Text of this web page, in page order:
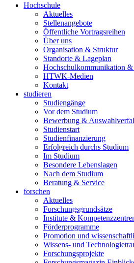
Hochschule
Aktuelles
Stellenangebote
Öffentliche Vortragsreihen
Über uns
Organisation & Struktur
Standorte & Lageplan
Hochschulkommunikation
HTWK-Medien
Kontakt
studieren
Studiengänge
Vor dem Studium
Bewerbung &
Studienstart
Studienfinanzierung
Erfolgreich durchs Studium
Im Studium
Besondere Lebenslagen
Nach dem Studium
Beratung & Service
forschen
Aktuelles
Forschungsgrundsätze
Institute &
Förderprogramme
Promotion und
Wissens- und
Forschungsprojekte